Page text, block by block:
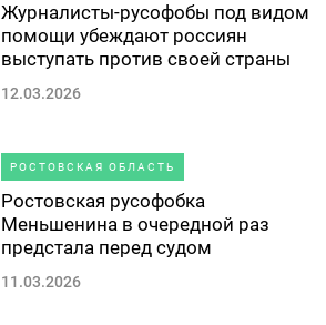
Журналисты-русофобы под видом
помощи убеждают россиян
выступать против своей страны
12.03.2026
РОСТОВСКАЯ ОБЛАСТЬ
Ростовская русофобка
Меньшенина в очередной раз
предстала перед судом
11.03.2026